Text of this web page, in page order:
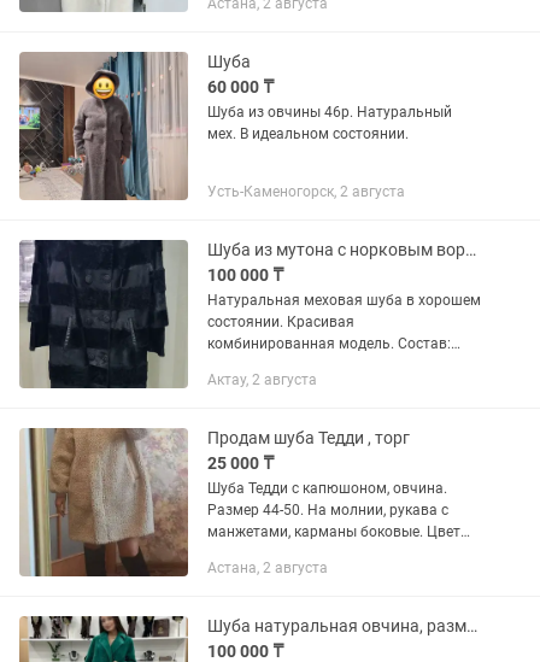
универсальной и практичной. Нежный
Астана, 2 августа
Шуба
60 000 ₸
Шуба из овчины 46р. Натуральный
мех. В идеальном состоянии.
Усть-Каменогорск, 2 августа
Шуба из мутона с норковым воротником. Размер 44 (М)
100 000 ₸
Натуральная меховая шуба в хорошем
состоянии. Красивая
комбинированная модель. Состав:
•карманы - натуральная кожа
очень тёплая и...
Актау, 2 августа
Продам шуба Тедди , торг
25 000 ₸
Шуба Тедди с капюшоном, овчина.
Размер 44-50. На молнии, рукава с
манжетами, карманы боковые. Цвет
Астана, 2 августа
Шуба натуральная овчина, размер L на 48—50
100 000 ₸